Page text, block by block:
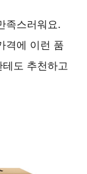
족스러워요.
격에 이런 품
도 추천하고